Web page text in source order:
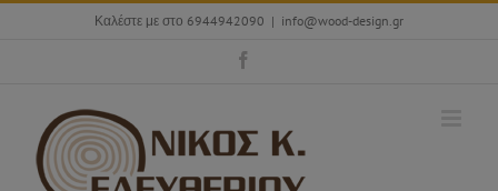
Skip
Καλέστε με στο 6944942090 | info@wood-design.gr